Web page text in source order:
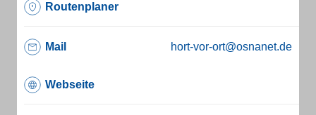
Routenplaner
Mail hort-vor-ort@osnanet.de
Webseite